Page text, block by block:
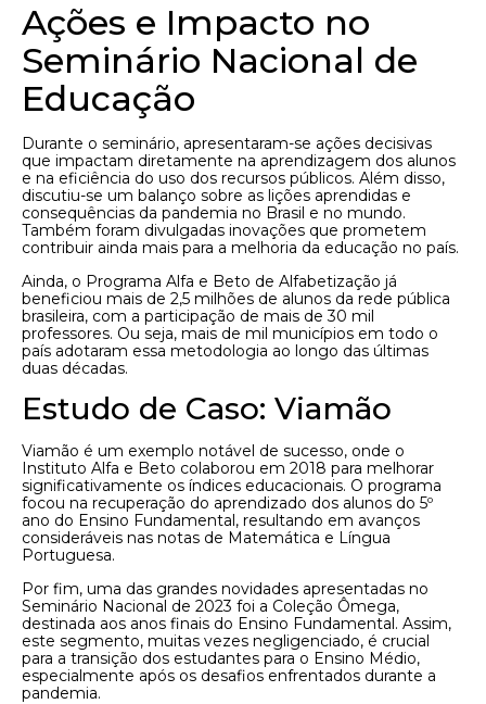
Ações e Impacto no
Seminário Nacional de
Educação
Durante o seminário, apresentaram-se ações decisivas
que impactam diretamente na aprendizagem dos alunos
e na eficiência do uso dos recursos públicos. Além disso,
discutiu-se um balanço sobre as lições aprendidas e
consequências da pandemia no Brasil e no mundo.
Também foram divulgadas inovações que prometem
contribuir ainda mais para a melhoria da educação no país.
Ainda, o Programa Alfa e Beto de Alfabetização já
beneficiou mais de 2,5 milhões de alunos da rede pública
brasileira, com a participação de mais de 30 mil
professores. Ou seja, mais de mil municípios em todo o
país adotaram essa metodologia ao longo das últimas
duas décadas.
Estudo de Caso: Viamão
Viamão é um exemplo notável de sucesso, onde o
Instituto Alfa e Beto colaborou em 2018 para melhorar
significativamente os índices educacionais. O programa
focou na recuperação do aprendizado dos alunos do 5º
ano do Ensino Fundamental, resultando em avanços
consideráveis ​​nas notas de Matemática e Língua
Portuguesa.
Por fim, uma das grandes novidades apresentadas no
Seminário Nacional de 2023 foi a Coleção Ômega,
destinada aos anos finais do Ensino Fundamental. Assim,
este segmento, muitas vezes negligenciado, é crucial
para a transição dos estudantes para o Ensino Médio,
especialmente após os desafios enfrentados durante a
pandemia.